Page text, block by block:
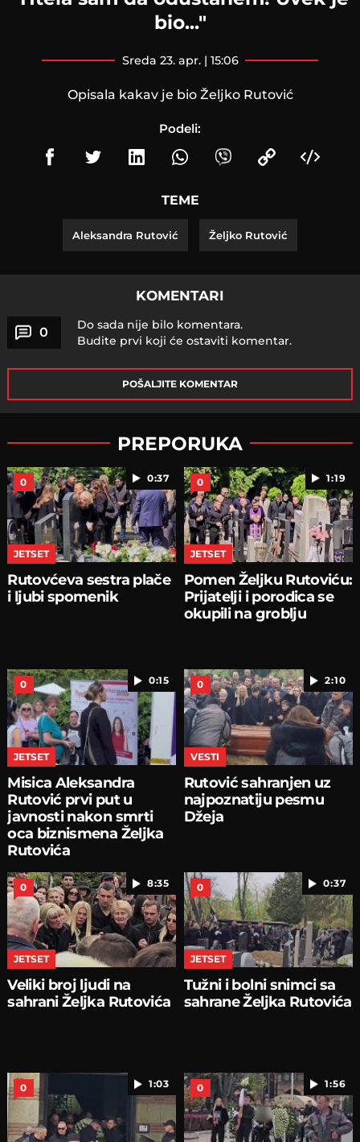
bio..."
sreda 23. apr. | 15:06
Opisala kakav je bio Željko Rutović
Podeli:
TEME
Aleksandra Rutović Željko Rutović
KOMENTARI
0
Do sada nije bilo komentara.
Budite prvi koji će ostaviti komentar.
POŠALJITE KOMENTAR
PREPORUKA
0:37
0
JETSET
Rutovćeva sestra plače
i ljubi spomenik
1:19
0
JETSET
Pomen Željku Rutoviću:
Prijatelji i porodica se
okupili na groblju
0:15
0
JETSET
Misica Aleksandra
Rutović prvi put u
javnosti nakon smrti
oca biznismena Željka
Rutovića
2:10
0
VESTI
Rutović sahranjen uz
najpoznatiju pesmu
Džeja
8:35
0
JETSET
Veliki broj ljudi na
sahrani Željka Rutovića
0:37
0
JETSET
Tužni i bolni snimci sa
sahrane Željka Rutovića
1:03
0 1:56
0